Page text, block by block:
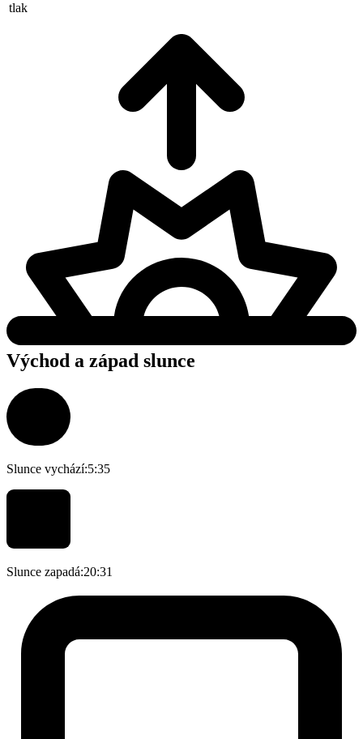
tlak
Východ a západ slunce
Slunce vychází:5:35
Slunce zapadá:20:31